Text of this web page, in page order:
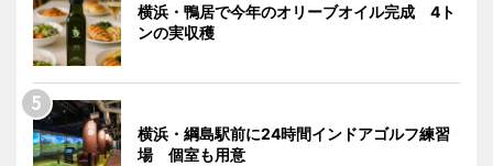
横浜・鴨居で今年のオリーブオイル完成 4ト
ンの実収穫
横浜・綱島駅前に24時間インドアゴルフ練習
場 個室も用意